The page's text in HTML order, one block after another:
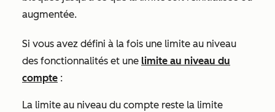
augmentée.
Si vous avez défini à la fois une limite au niveau
des fonctionnalités et une limite au niveau du
compte :
La limite au niveau du compte reste la limite